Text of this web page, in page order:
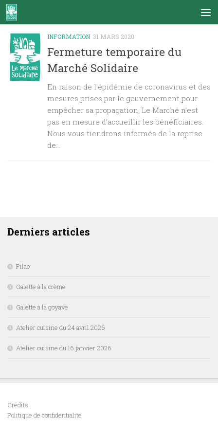
Skip to content
INFORMATION 31 MARS 2020
Fermeture temporaire du
Marché Solidaire
En raison de l’épidémie de coronavirus et des
mesures prises par le gouvernement pour
empêcher sa propagation, Le Marché n’est
pas en mesure d’accueillir les bénéficiaires.
Nous vous tiendrons informés de la reprise
de...
Derniers articles
Pilao
Galette à la crème
Galette à la goyave
Atelier cuisine du 24 avril 2026
Atelier cuisine du 16 janvier 2026
Crédits
Politique de confidentialité